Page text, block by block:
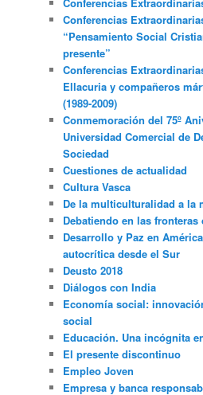
Conferencias
“Pensamiento Social
presente”
Conferencias
Ellacuria y compañeros
(1989-2009)
Conmemoración del 75º
Universidad Comercial de
Sociedad
Cuestiones de actualidad
Cultura Vasca
De la multiculturalidad a la
Debatiendo en las
Desarrollo y Paz en
autocrítica desde el Sur
Deusto 2018
Diálogos con India
Economía social:
social
Educación. Una incógnita
El presente discontinuo
Empleo Joven
Empresa y banca